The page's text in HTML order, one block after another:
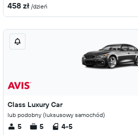
458 zł /dzień
Class Luxury Car
lub podobny (luksusowy samochód)
5 5 4-5